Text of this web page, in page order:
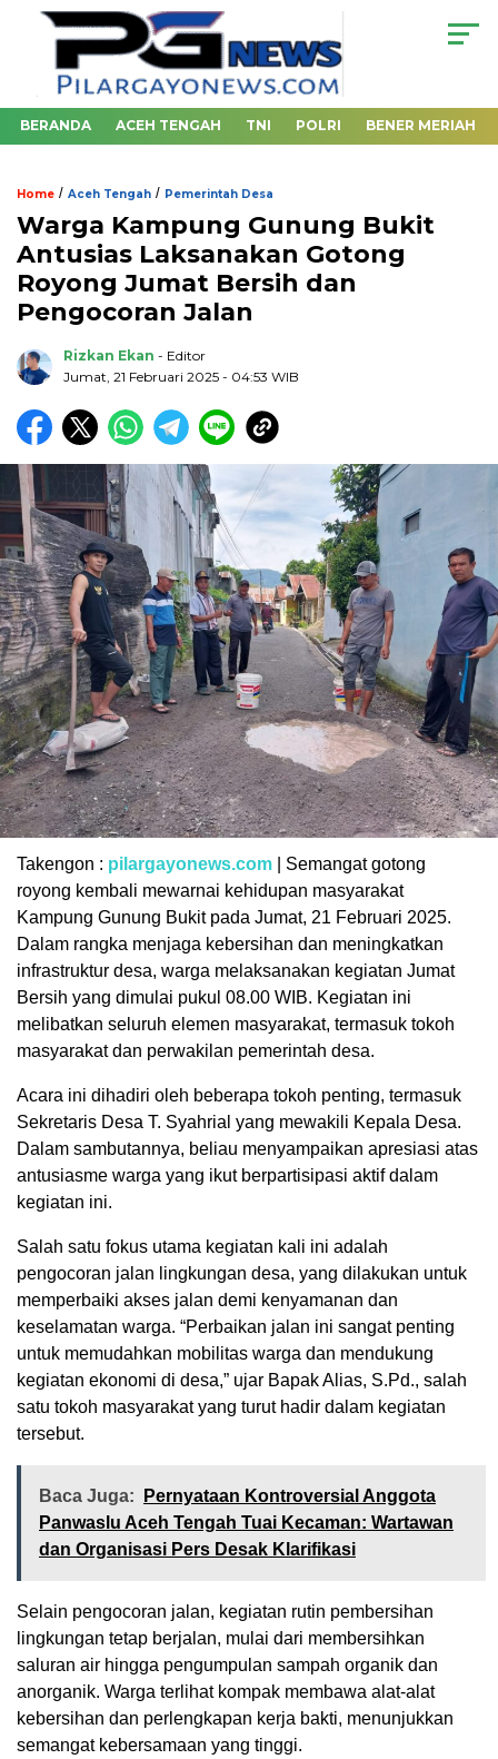
BERANDA ACEH TENGAH TNI POLRI BENER MERIAH
Home / Aceh Tengah / Pemerintah Desa
Warga Kampung Gunung Bukit
Antusias Laksanakan Gotong
Royong Jumat Bersih dan
Pengocoran Jalan
Rizkan Ekan - Editor
Jumat, 21 Februari 2025 - 04:53 WIB
Takengon : pilargayonews.com | Semangat gotong
royong kembali mewarnai kehidupan masyarakat
Kampung Gunung Bukit pada Jumat, 21 Februari 2025.
Dalam rangka menjaga kebersihan dan meningkatkan
infrastruktur desa, warga melaksanakan kegiatan Jumat
Bersih yang dimulai pukul 08.00 WIB. Kegiatan ini
melibatkan seluruh elemen masyarakat, termasuk tokoh
masyarakat dan perwakilan pemerintah desa.
Acara ini dihadiri oleh beberapa tokoh penting, termasuk
Sekretaris Desa T. Syahrial yang mewakili Kepala Desa.
Dalam sambutannya, beliau menyampaikan apresiasi atas
antusiasme warga yang ikut berpartisipasi aktif dalam
kegiatan ini.
Salah satu fokus utama kegiatan kali ini adalah
pengocoran jalan lingkungan desa, yang dilakukan untuk
memperbaiki akses jalan demi kenyamanan dan
keselamatan warga. “Perbaikan jalan ini sangat penting
untuk memudahkan mobilitas warga dan mendukung
kegiatan ekonomi di desa,” ujar Bapak Alias, S.Pd., salah
satu tokoh masyarakat yang turut hadir dalam kegiatan
tersebut.
Baca Juga:
Pernyataan Kontroversial Anggota
Panwaslu Aceh Tengah Tuai Kecaman: Wartawan
dan Organisasi Pers Desak Klarifikasi
Selain pengocoran jalan, kegiatan rutin pembersihan
lingkungan tetap berjalan, mulai dari membersihkan
saluran air hingga pengumpulan sampah organik dan
anorganik. Warga terlihat kompak membawa alat-alat
kebersihan dan perlengkapan kerja bakti, menunjukkan
semangat kebersamaan yang tinggi.